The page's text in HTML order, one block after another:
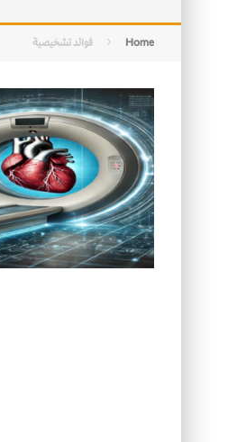
Home فوائد تشخيصية